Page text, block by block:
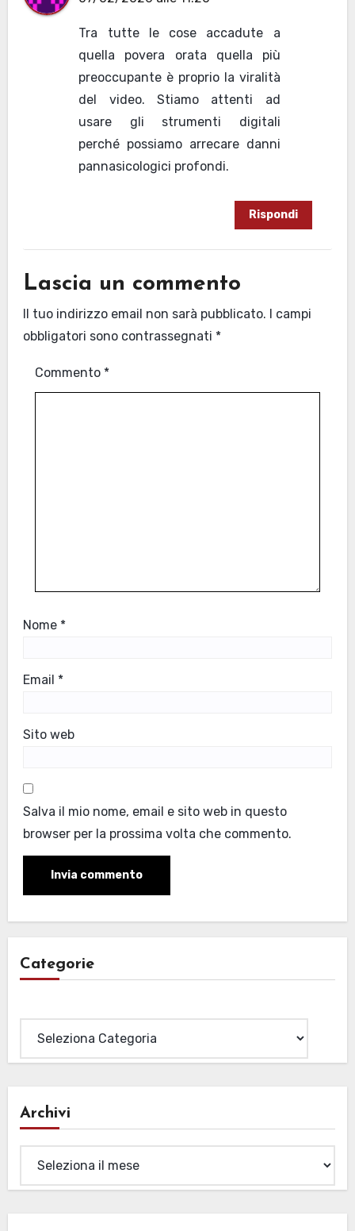
Tra tutte le cose accadute a
quella povera orata quella più
preoccupante è proprio la viralità
del video. Stiamo attenti ad
usare gli strumenti digitali
perché possiamo arrecare danni
pannasicologici profondi.
Rispondi
Lascia un commento
Il tuo indirizzo email non sarà pubblicato.
I campi
obbligatori sono contrassegnati *
Commento *
Nome *
Email *
Sito web
Salva il mio nome, email e sito web in questo
browser per la prossima volta che commento.
Categorie
Archivi